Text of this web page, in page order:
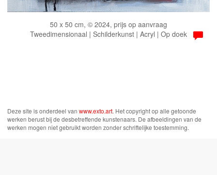
50 x 50 cm, © 2024, prijs op aanvraag
Tweedimensionaal | Schilderkunst | Acryl | Op doek
Deze site is onderdeel van www.exto.art. Het copyright op alle getoonde
werken berust bij de desbetreffende kunstenaars. De afbeeldingen van de
werken mogen niet gebruikt worden zonder schriftelijke toestemming.